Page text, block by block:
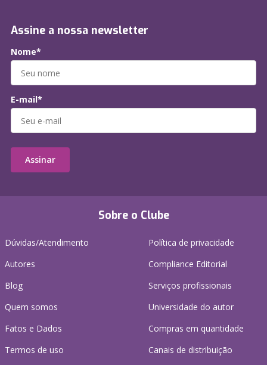
Sobre o Clube
Dúvidas/Atendimento
Autores
Blog
Quem somos
Fatos e Dados
Termos de uso
Política de privacidade
Compliance Editorial
Serviços profissionais
Universidade do autor
Compras em quantidade
Canais de distribuição
Assine a nossa newsletter
Nome*
E-mail*
Assinar